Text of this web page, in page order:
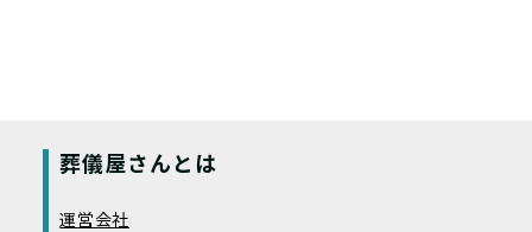
葬儀屋さんとは
運営会社